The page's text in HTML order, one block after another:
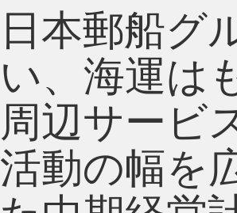
日本郵船グ
い、海運は
周辺サービ
活動の幅を